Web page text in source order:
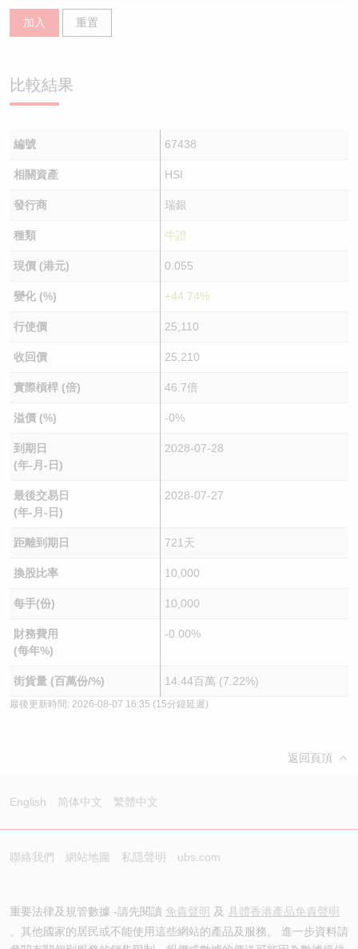
加入 重置
比較結果
編號 67438
相關資產 HSI
發行商 瑞銀
種類 牛證
現價 (港元) 0.055
變化 (%) +44.74%
行使價 25,110
收回價 25,210
實際槓桿 (倍) 46.7倍
溢價 (%) -0%
到期日
(年-月-日)
2028-07-28
最後交易日
(年-月-日)
2028-07-27
距離到期日 721天
換股比率 10,000
每手(份) 10,000
財務費用
(每年%)
-0.00%
街貨量 (百萬份/%) 14.44百萬 (7.22%)
最後更新時間: 2026-08-07 16:35 (15分鐘延遲)
返回頁頂
English 简体中文 繁體中文
聯絡我們 網站地圖 私隱聲明 ubs.com
重要法律及規管數據 -請先閱讀 免責聲明 及 具體香港產品免責聲明
。其他國家的居民或不能使用這些網站的產品及服務。 進一步資料請